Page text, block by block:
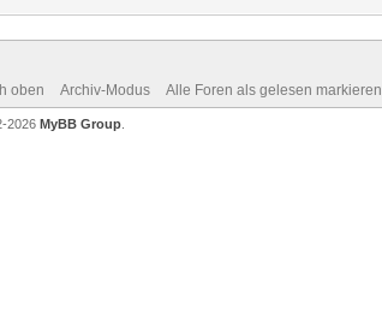
oben Archiv-Modus Alle Foren als gelesen markieren
2026 MyBB Group.